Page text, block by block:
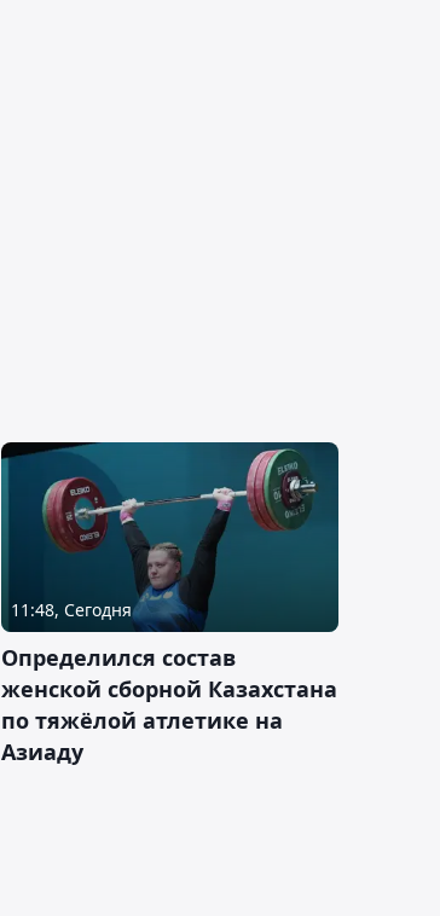
11:48, Сегодня
Определился состав
женской сборной Казахстана
по тяжёлой атлетике на
Азиаду